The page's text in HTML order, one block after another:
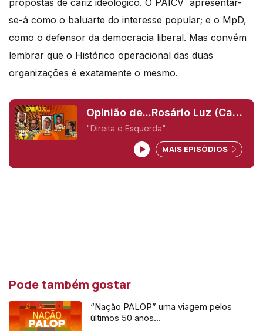
se-á como o baluarte do interesse popular; e o MpD,
como o defensor da democracia liberal. Mas convém
lembrar que o Histórico operacional das duas
organizações é exatamente o mesmo.
Opinião de...Rosário Luz (Cabo
Verde),
"Direita e Esquerda"
MAIS EPISÓDIOS
Pode também gostar
“Nação PALOP” uma viagem pelos
últimos 50 anos…